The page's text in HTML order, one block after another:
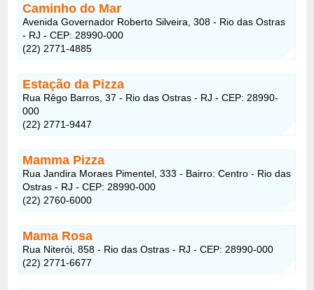
Caminho do Mar
Avenida Governador Roberto Silveira, 308 - Rio das Ostras
- RJ - CEP: 28990-000
(22) 2771-4885
Estação da Pizza
Rua Rêgo Barros, 37 - Rio das Ostras - RJ - CEP: 28990-
000
(22) 2771-9447
Mamma Pizza
Rua Jandira Moraes Pimentel, 333 - Bairro: Centro - Rio das
Ostras - RJ - CEP: 28990-000
(22) 2760-6000
Mama Rosa
Rua Niterói, 858 - Rio das Ostras - RJ - CEP: 28990-000
(22) 2771-6677